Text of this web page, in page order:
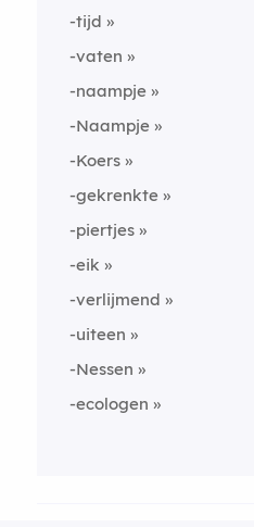
-tijd
-vaten
-naampje
-Naampje
-Koers
-gekrenkte
-piertjes
-eik
-verlijmend
-uiteen
-Nessen
-ecologen